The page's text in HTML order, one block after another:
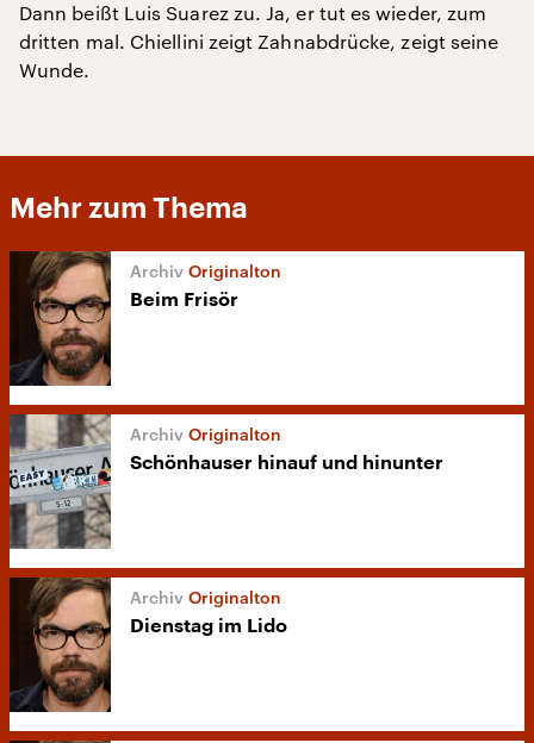
Dann beißt Luis Suarez zu. Ja, er tut es wieder, zum
dritten mal. Chiellini zeigt Zahnabdrücke, zeigt seine
Wunde.
Mehr zum Thema
Originalton
Beim Frisör
Originalton
Schönhauser hinauf und hinunter
Originalton
Dienstag im Lido